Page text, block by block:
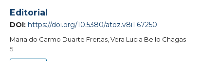
Editorial
DOI: https://doi.org/10.5380/atoz.v8i1.67250
Maria do Carmo Duarte Freitas, Vera Lucia Bello Chagas
5